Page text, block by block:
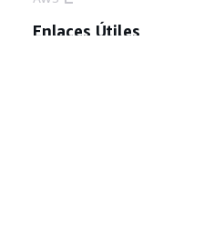
Enlaces Útiles